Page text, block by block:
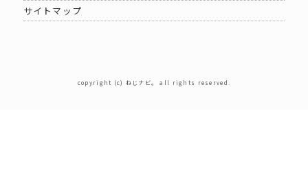
サイトマップ
copyright (c) ねじナビ。 all rights reserved.